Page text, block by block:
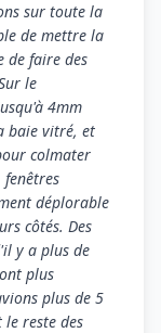
sur toute la
de mettre la
de faire des
le
4mm
baie vitré, et
colmater
déplorable
côtés. Des
y a plus de
plus
plus de 5
reste des